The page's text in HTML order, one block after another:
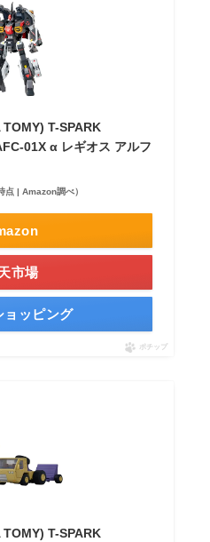
T-SPARK
01X α レギオス アルフ
点 | Amazon調べ）
市場
ョッピング
ポチップ
T-SPARK